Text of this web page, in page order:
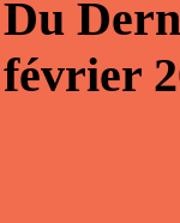
Du
février